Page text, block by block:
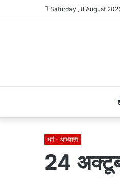
Saturday , 8 August
धर्म - आध्यात्म
24